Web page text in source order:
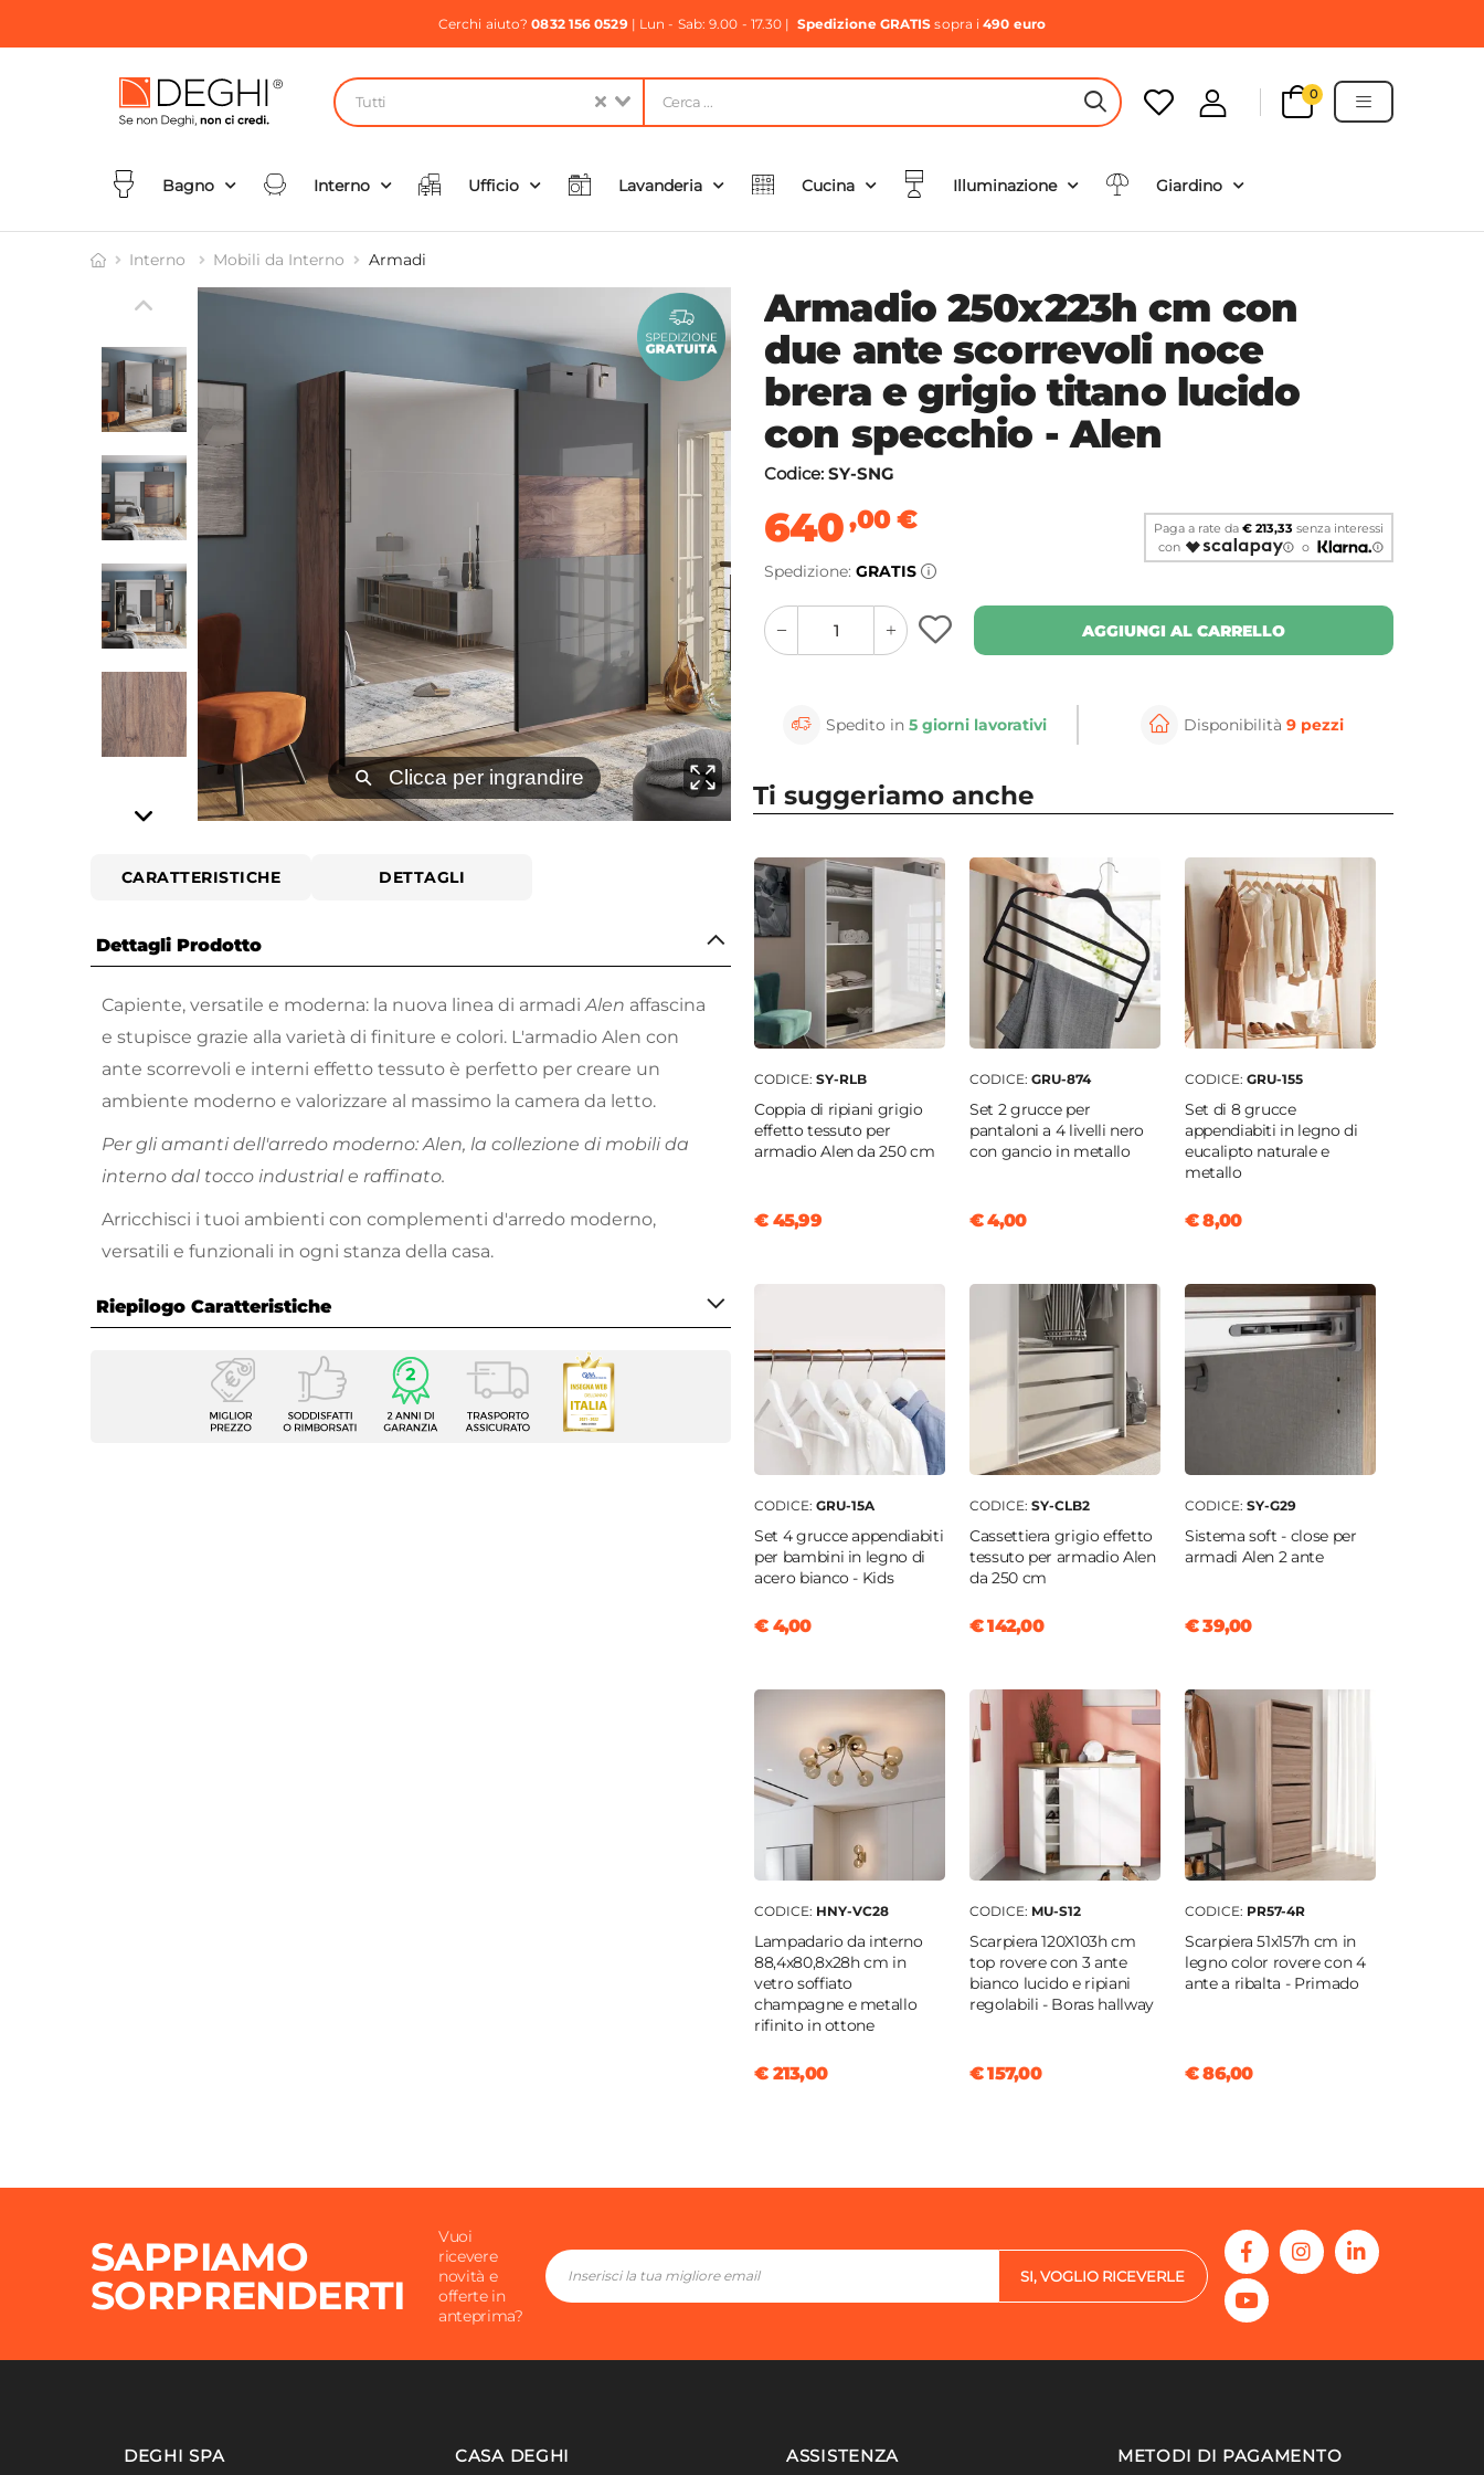
Cerchi aiuto?0832 156 0529| Lun - Sab: 9.00 - 17.30 | Spedizione GRATIS sopra i490 euro
Tutti HEADER SEARCH BUTTON
0
Bagno Interno Ufficio Lavanderia Cucina Illuminazione Giardino
Interno Mobili da Interno Armadi
⚲ Clicca per ingrandire ⚲
CARATTERISTICHE DETTAGLI
Dettagli Prodotto
Capiente, versatile e moderna: la nuova linea di armadiAlen affascina
e stupisce grazie alla varietà di finiture e colori. L'armadio Alen con
ante scorrevoli e interni effetto tessuto è perfetto per creare un
ambiente moderno e valorizzare al massimo la camera da letto.
Per gli amanti dell'arredo moderno: Alen, la collezione di mobili da
interno dal tocco industrial e raffinato.
Arricchisci i tuoi ambienti con complementi d'arredo moderno,
versatili e funzionali in ogni stanza della casa.
Riepilogo Caratteristiche
Caratteristiche
Armadio anta scorrevole
Alen
Armadio 250x223h cm con
due ante scorrevoli noce
brera e grigio titano lucido
con specchio - Alen
Codice: SY-SNG
640,00€
Spedizione: GRATIS
Paga a rate da€ 213,33 senza interessi
con
o
quantity
button
quantity
minus
button
AGGIUNGI AL CARRELLO
Spedito in5 giorni lavorativi Disponibilità 9 pezzi
Ti suggeriamo anche
CODICE: SY-RLB
Coppia di ripiani grigio
effetto tessuto per
armadio Alen da 250 cm
€ 45,99
CODICE: GRU-874
Set 2 grucce per
pantaloni a 4 livelli nero
con gancio in metallo
€ 4,00
CODICE: GRU-155
Set di 8 grucce
appendiabiti in legno di
eucalipto naturale e
metallo
€ 8,00
CODICE: GRU-15A
Set 4 grucce appendiabiti
per bambini in legno di
acero bianco - Kids
€ 4,00
CODICE: SY-CLB2
Cassettiera grigio effetto
tessuto per armadio Alen
da 250 cm
€ 142,00
CODICE: SY-G29
Sistema soft - close per
armadi Alen 2 ante
€ 39,00
CODICE: HNY-VC28
Lampadario da interno
88,4x80,8x28h cm in
vetro soffiato
champagne e metallo
rifinito in ottone
€ 213,00
CODICE: MU-S12
Scarpiera 120X103h cm
top rovere con 3 ante
bianco lucido e ripiani
regolabili - Boras hallway
€ 157,00
CODICE: PR57-4R
Scarpiera 51x157h cm in
legno color rovere con 4
ante a ribalta - Primado
€ 86,00
SAPPIAMO
SORPRENDERTI
Vuoi
ricevere
novità e
offerte in
anteprima?
SI, VOGLIO RICEVERLE
DEGHI SPA CASA DEGHI ASSISTENZA METODI DI PAGAMENTO